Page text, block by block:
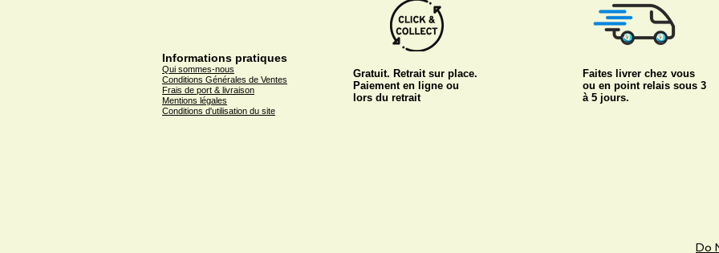
Informations pratiques
Qui sommes-nous
Conditions Générales de Ventes
Frais de port & livraison
Mentions légales
Conditions d'utilisation du site
Gratuit. Retrait sur place.
Paiement en ligne ou
lors du retrait
Faites livrer chez vous
ou en point relais sous 3
à 5 jours.
Do